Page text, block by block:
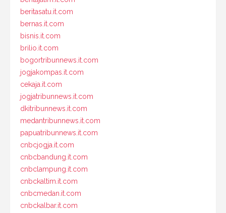
beritasatu.it.com
bernas.it.com
bisnis.it.com
brilio.it.com
bogortribunnews.it.com
jogjakompas.it.com
cekaja.it.com
jogjatribunnews.it.com
dkitribunnews.it.com
medantribunnews.it.com
papuatribunnews.it.com
cnbcjogja.it.com
cnbcbandung.it.com
cnbclampung.it.com
cnbckaltim.it.com
cnbcmedan.it.com
cnbckalbar.it.com